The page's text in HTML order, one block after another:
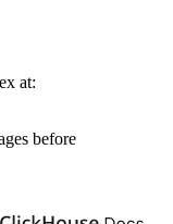
at:
before